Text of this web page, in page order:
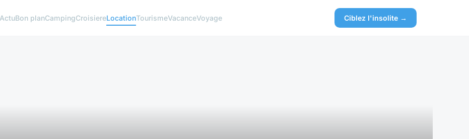
ActuBon planCampingCroisiereLocationTourismeVacanceVoyage Ciblez l'insolite →